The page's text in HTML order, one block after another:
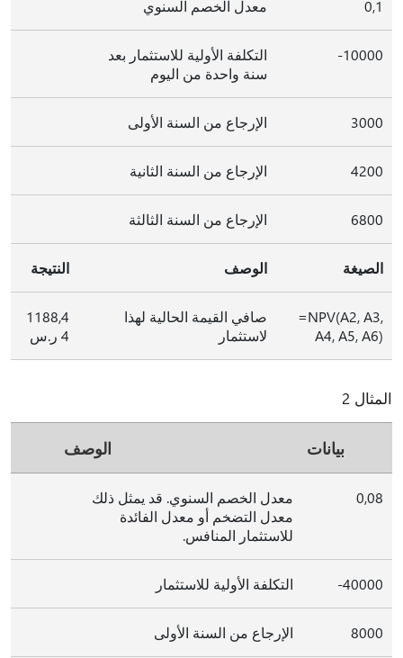
0,1 معدل الخصم السنوي
‎-10000
التكلفة الأولية للاستثمار بعد
سنة واحدة من اليوم
3000 الإرجاع من السنة الأولى
4200 الإرجاع من السنة الثانية
6800 الإرجاع من السنة الثالثة
الصيغة الوصف النتيجة
‎=NPV(A2, A3,
A4, A5, A6)‎
صافي القيمة الحالية لهذا
لاستثمار
1188,4
4 ر.س
المثال 2
بيانات الوصف
0,08
معدل الخصم السنوي. قد يمثل ذلك
معدل التضخم أو معدل الفائدة
للاستثمار المنافس.
‎-40000 التكلفة الأولية للاستثمار
8000 الإرجاع من السنة الأولى